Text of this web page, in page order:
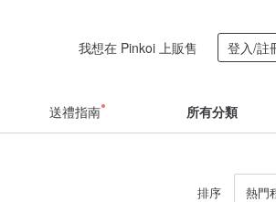
我想在 Pinkoi 上販售 登入/註
送禮指南 所有分類
排序 熱門